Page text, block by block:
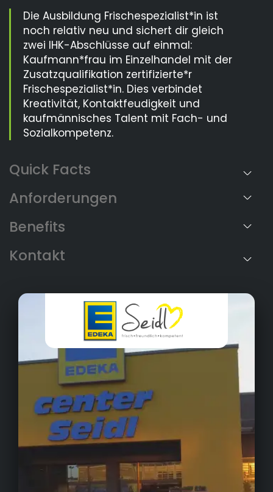
Die Ausbildung Frischespezialist*in ist
noch relativ neu und sichert dir gleich
zwei IHK-Abschlüsse auf einmal:
Kaufmann*frau im Einzelhandel mit der
Zusatzqualifikation zertifizierte*r
Frischespezialist*in. Dies verbindet
Kreativität, Kontaktfeudigkeit und
kaufmännisches Talent mit Fach- und
Sozialkompetenz.
Anforderungen
Benefits